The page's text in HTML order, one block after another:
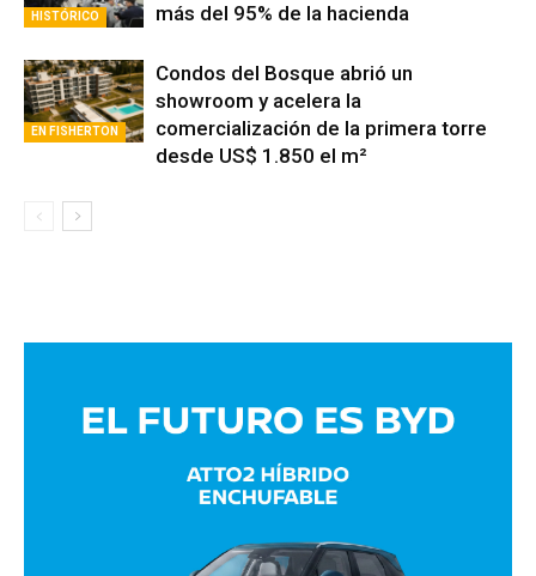
HISTÓRICO
más del 95% de la hacienda
EN FISHERTON
Condos del Bosque abrió un
showroom y acelera la
comercialización de la primera torre
desde US$ 1.850 el m²